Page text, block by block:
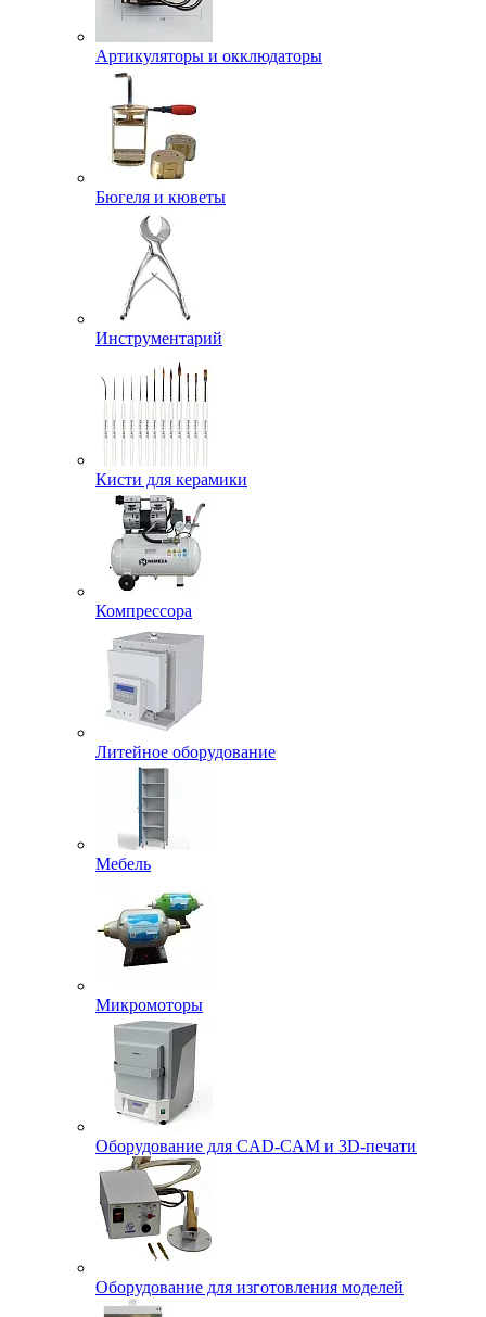
Артикуляторы и окклюдаторы
Бюгеля и кюветы
Инструментарий
Кисти для керамики
Компрессора
Литейное оборудование
Мебель
Микромоторы
Оборудование для CAD-CAM и 3D-печати
Оборудование для изготовления моделей